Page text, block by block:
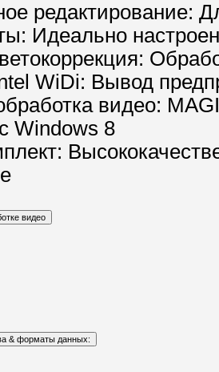
редактирование:
Идеально
WiDi: Вывод
видео:
Windows 8